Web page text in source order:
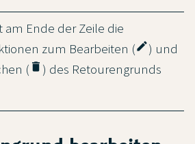
am Ende der Zeile die
zum Bearbeiten (edit) und
( delete ) des Retourengrunds